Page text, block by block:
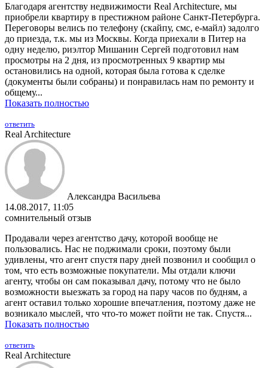
Благодаря агентству недвижимости Real Architecture, мы
приобрели квартиру в престижном районе Санкт-Петербурга.
Переговоры велись по телефону (скайпу, смс, е-майл) задолго
до приезда, т.к. мы из Москвы. Когда приехали в Питер на
одну неделю, риэлтор Мишанин Сергей подготовил нам
просмотры на 2 дня, из просмотренных 9 квартир мы
остановились на одной, которая была готова к сделке
(документы были собраны) и понравилась нам по ремонту и
общему...
Показать полностью
ответить
Real Architecture
Александра Васильева
14.08.2017, 11:05
сомнительный отзыв
Продавали через агентство дачу, которой вообще не
пользовались. Нас не поджимали сроки, поэтому были
удивлены, что агент спустя пару дней позвонил и сообщил о
том, что есть возможные покупатели. Мы отдали ключи
агенту, чтобы он сам показывал дачу, потому что не было
возможности выезжать за город на пару часов по будням, а
агент оставил только хорошие впечатления, поэтому даже не
возникало мыслей, что что-то может пойти не так. Спустя...
Показать полностью
ответить
Real Architecture